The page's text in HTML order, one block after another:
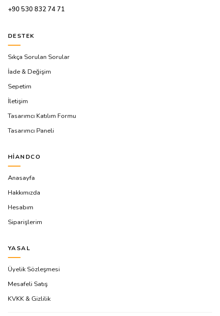
+90 530 832 74 71
DESTEK
Sıkça Sorulan Sorular
İade & Değişim
Sepetim
İletişim
Tasarımcı Katılım Formu
Tasarımcı Paneli
HIANDCO
Anasayfa
Hakkımızda
Hesabım
Siparişlerim
YASAL
Üyelik Sözleşmesi
Mesafeli Satış
KVKK & Gizlilik